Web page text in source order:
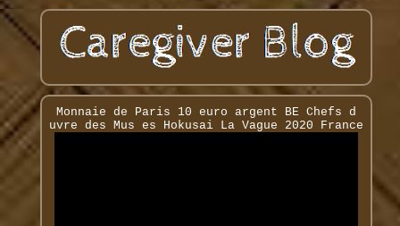
Monnaie de Paris 10 euro argent BE Chefs d
uvre des Mus es Hokusai La Vague 2020 France